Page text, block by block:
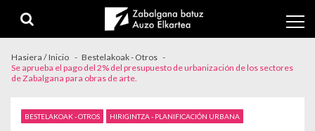
Hasiera / Inicio
Bestelakoak - Otros
Se aprueba el pago del 2% del presupuesto de urbanización de los sectores
de Zabalgana para obras de arte.
BESTELAKOAK - OTROS HIRIGINTZA - PLANIFICACIÓN URBANA